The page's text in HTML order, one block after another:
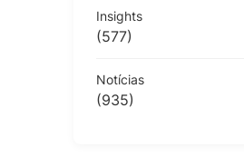
Insights
(577)
Notícias
(935)